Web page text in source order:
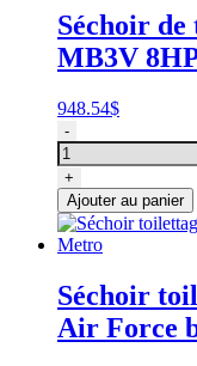
AFTD
(ABC-
14)
Séchoir
MB3V
948.54$
quantité
de
Séchoir
de
toilettage
Master
Blaster
8HP
à
vitesse
-
+
Ajouter au panier
Séchoir
Air Force